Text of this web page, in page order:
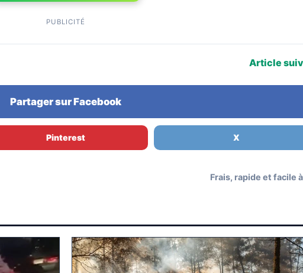
PUBLICITÉ
Article
Partager sur Facebook
Pinterest X
Frais, rapide et facile